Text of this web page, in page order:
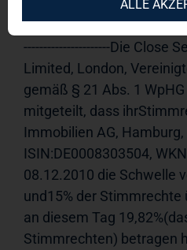
den Inhalt der Mitteilung
----------------------Die Close
Limited, London,
gemäß § 21 Abs. 1
mitgeteilt, dass
Immobilien AG,
ISIN:DE0008303504,
08.12.2010 die Schwelle
und15% der
an diesem Tag
Stimmrechten) betragen
ALLE